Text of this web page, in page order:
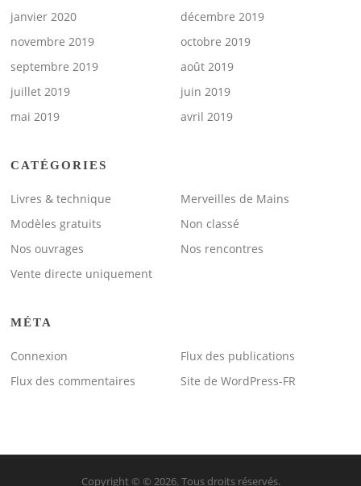
janvier 2020
décembre 2019
novembre 2019
octobre 2019
septembre 2019
août 2019
juillet 2019
juin 2019
mai 2019
avril 2019
CATÉGORIES
Livres & technique
Merveilles de Mains
Modèles gratuits
Non classé
Nos ouvrages
Nos rencontres
Vente directe uniquement
MÉTA
Connexion
Flux des publications
Flux des commentaires
Site de WordPress-FR
Copyright © © 2026. Tous droits réservés.